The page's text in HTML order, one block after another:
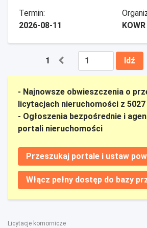
Termin:
2026-08-11
KOWR
1 Idź
- Najnowsze obwieszczenia o
licytacjach nieruchomości z 5027
- Ogłoszenia bezpośrednie i
portali nieruchomości
Przeszukaj portale i ustaw
Włącz pełny dostęp do bazy
Licytacje komornicze